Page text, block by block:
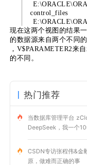
现在这两个视图的结果
的数据源来自两个不同
，V$PARAMETER2来
的不同。
热门推荐
当数据库管理平台
DeepSeek，我一个
CSDN专访张程伟&金
原，做难而正确的事